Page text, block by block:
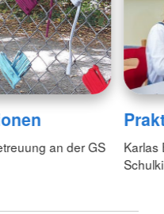
an der GS
Karlas